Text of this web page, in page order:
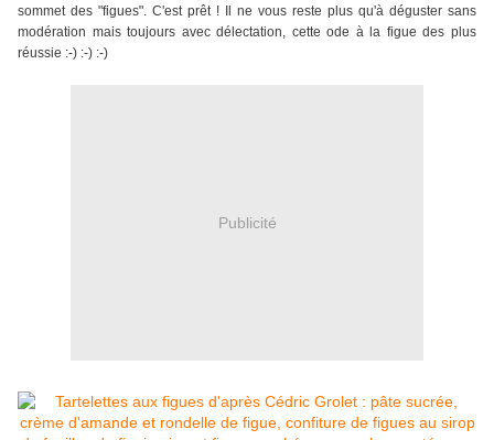
sommet des "figues". C'est prêt ! Il ne vous reste plus qu'à déguster sans
modération mais toujours avec délectation, cette ode à la figue des plus
réussie :-) :-) :-)
Publicité